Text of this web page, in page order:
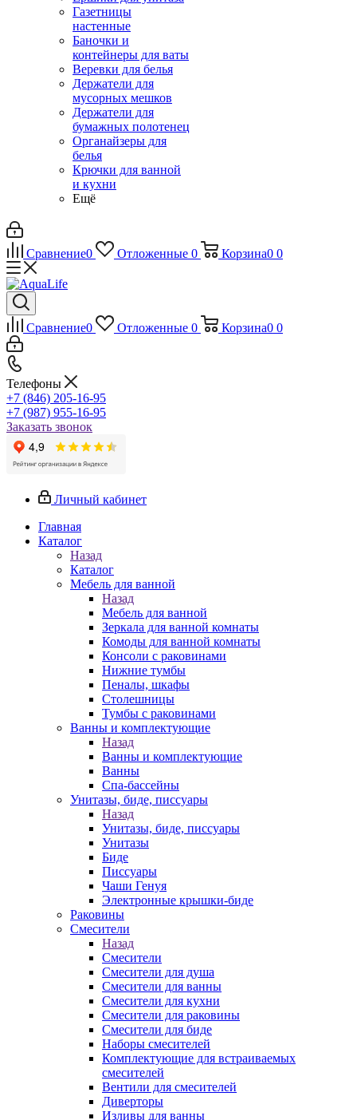
Газетницы
настенные
Баночки и
контейнеры для ваты
Веревки для белья
Держатели для
мусорных мешков
Держатели для
бумажных полотенец
Органайзеры для
белья
Крючки для ванной
и кухни
Ещё
Сравнение0 Отложенные 0 Корзина0 0
Сравнение0 Отложенные 0 Корзина0 0
Телефоны
+7 (846) 205-16-95
+7 (987) 955-16-95
Заказать звонок
Личный кабинет
Главная
Каталог
Назад
Каталог
Мебель для ванной
Назад
Мебель для ванной
Зеркала для ванной комнаты
Комоды для ванной комнаты
Консоли с раковинами
Нижние тумбы
Пеналы, шкафы
Столешницы
Тумбы с раковинами
Ванны и комплектующие
Назад
Ванны и комплектующие
Ванны
Спа-бассейны
Унитазы, биде, писсуары
Назад
Унитазы, биде, писсуары
Унитазы
Биде
Писсуары
Чаши Генуя
Электронные крышки-биде
Раковины
Смесители
Назад
Смесители
Смесители для душа
Смесители для ванны
Смесители для кухни
Смесители для раковины
Смесители для биде
Наборы смесителей
Комплектующие для встраиваемых
смесителей
Вентили для смесителей
Диверторы
Изливы для ванны